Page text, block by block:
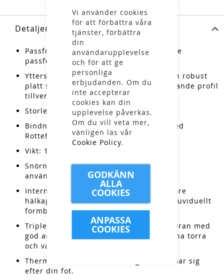
Vi använder cookies
för att förbättra våra
tjänster, förbättra
din
användarupplevelse
och för att ge
personliga
erbjudanden. Om du
inte accepterar
cookies kan din
upplevelse påverkas.
Om du vill veta mer,
vänligen läs vår
Cookie Policy.
GODKÄNN
ALLA
COOKIES
ANPASSA
COOKIES
Detaljer
Passform: Comfort Fit - en något bredare
passform som passar många fötter.
Yttersula: TURNAMIC® Performance - en robust
platt sula med non-slip och självrengörande profil
tillverkad i TPU.
Storlekar: 36-48
Bindning: TURNAMIC® - kompatibelt med
Rottefella NNN och Prolink
Vikt: 1180 g i storlek 43
Snörning: Fischer Speed Lock - ett
användarvänligt snabbsnörningssystem
Internal Molded Heel Cap: Integrerad inre
hälkappa som både är lätt i vikt och induviduellt
formbar.
Triple F Membrane: Ett vattentätt membran med
god andningsförmåga som håller fötterna torra
och varma.
Thermo Fit: Värmande fodring som formar sig
efter din fot.